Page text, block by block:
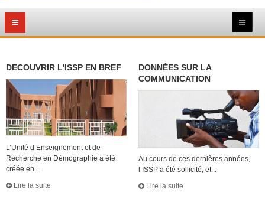
DECOUVRIR L'ISSP EN BREF
L’Unité d’Enseignement et de
Recherche en Démographie a été
créée en...
Lire la suite
DONNÉES SUR LA
COMMUNICATION
Au cours de ces dernières années,
l’ISSP a été sollicité, et...
Lire la suite